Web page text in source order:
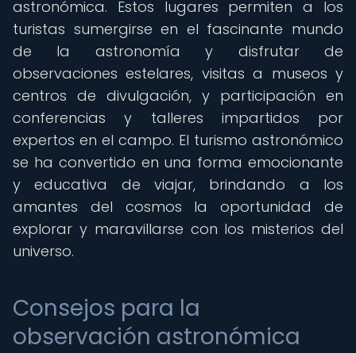
astronómica. Estos lugares permiten a los
turistas sumergirse en el fascinante mundo
de la astronomía y disfrutar de
observaciones estelares, visitas a museos y
centros de divulgación, y participación en
conferencias y talleres impartidos por
expertos en el campo. El turismo astronómico
se ha convertido en una forma emocionante
y educativa de viajar, brindando a los
amantes del cosmos la oportunidad de
explorar y maravillarse con los misterios del
universo.
Consejos para la
observación astronómica